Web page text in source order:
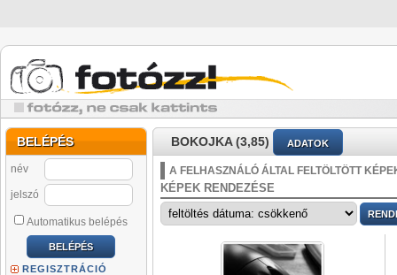
BELÉPÉS
név
jelszó
Automatikus belépés
REGISZTRÁCIÓ
BOKOJKA (3,85) ADATOK
A FELHASZNÁLÓ ÁLTAL FELTÖLTÖTT
KÉPEK RENDEZÉSE